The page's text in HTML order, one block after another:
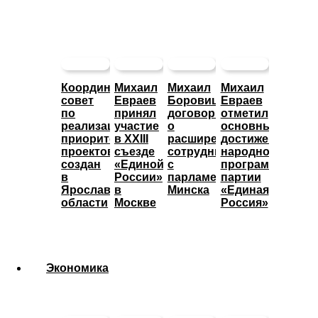
Координационный
совет
по
реализации
приоритетных
проектов
создан
в
Ярославской
области
Михаил
Евраев
принял
участие
в XXIII
съезде
«Единой
России»
в
Москве
Михаил
Боровицкий
договорился
о
расширении
сотрудничества
с
парламентом
Минска
Михаил
Евраев
отметил
основные
достижения
народной
программы
партии
«Единая
Россия»
Экономика